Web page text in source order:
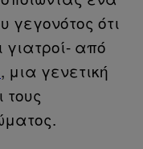
γεγονότος ότι
γιατροί- από
, μια γενετική